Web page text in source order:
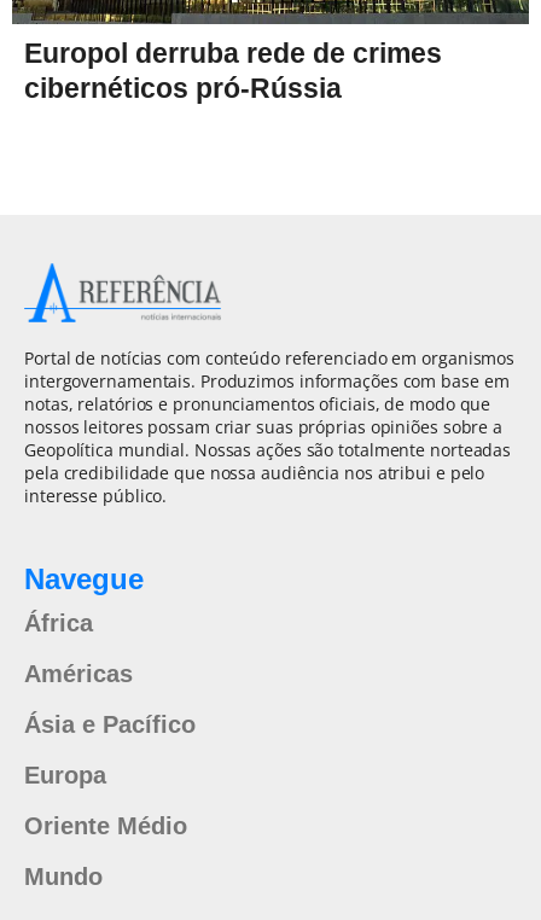
Europol derruba rede de crimes
cibernéticos pró-Rússia
Portal de notícias com conteúdo referenciado em organismos
intergovernamentais. Produzimos informações com base em
notas, relatórios e pronunciamentos oficiais, de modo que
nossos leitores possam criar suas próprias opiniões sobre a
Geopolítica mundial. Nossas ações são totalmente norteadas
pela credibilidade que nossa audiência nos atribui e pelo
interesse público.
Navegue
África
Américas
Ásia e Pacífico
Europa
Oriente Médio
Mundo